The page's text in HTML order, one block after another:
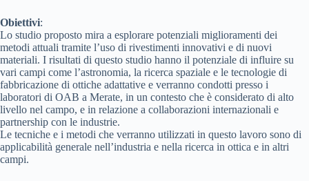
Obiettivi:
Lo studio proposto mira a esplorare potenziali miglioramenti dei
metodi attuali tramite l’uso di rivestimenti innovativi e di nuovi
materiali. I risultati di questo studio hanno il potenziale di influire su
vari campi come l’astronomia, la ricerca spaziale e le tecnologie di
fabbricazione di ottiche adattative e verranno condotti presso i
laboratori di OAB a Merate, in un contesto che è considerato di alto
livello nel campo, e in relazione a collaborazioni internazionali e
partnership con le industrie.
Le tecniche e i metodi che verranno utilizzati in questo lavoro sono di
applicabilità generale nell’industria e nella ricerca in ottica e in altri
campi.